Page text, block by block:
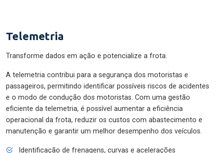
Telemetria
Transforme dados em ação e potencialize a frota.
A telemetria contribui para a segurança dos motoristas e
passageiros, permitindo identificar possíveis riscos de acidentes
e o modo de condução dos motoristas. Com uma gestão
eficiente da telemetria, é possível aumentar a eficiência
operacional da frota, reduzir os custos com abastecimento e
manutenção e garantir um melhor desempenho dos veículos.
Identificação de frenagens, curvas e acelerações